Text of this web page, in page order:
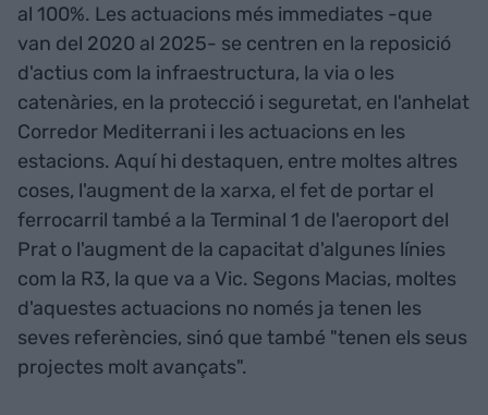
al 100%. Les actuacions més immediates -que
van del 2020 al 2025- se centren en la reposició
d'actius com la infraestructura, la via o les
catenàries, en la protecció i seguretat, en l'anhelat
Corredor Mediterrani i les actuacions en les
estacions. Aquí hi destaquen, entre moltes altres
coses, l'augment de la xarxa, el fet de portar el
ferrocarril també a la Terminal 1 de l'aeroport del
Prat o l'augment de la capacitat d'algunes línies
com la R3, la que va a Vic. Segons Macias, moltes
d'aquestes actuacions no només ja tenen les
seves referències, sinó que també "tenen els seus
projectes molt avançats".